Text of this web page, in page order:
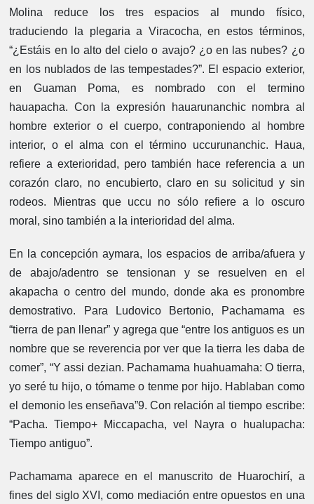
Molina reduce los tres espacios al mundo físico,
traduciendo la plegaria a Viracocha, en estos términos,
“¿Estáis en lo alto del cielo o avajo? ¿o en las nubes? ¿o
en los nublados de las tempestades?”. El espacio exterior,
en Guaman Poma, es nombrado con el termino
hauapacha. Con la expresión hauarunanchic nombra al
hombre exterior o el cuerpo, contraponiendo al hombre
interior, o el alma con el término uccurunanchic. Haua,
refiere a exterioridad, pero también hace referencia a un
corazón claro, no encubierto, claro en su solicitud y sin
rodeos. Mientras que uccu no sólo refiere a lo oscuro
moral, sino también a la interioridad del alma.
En la concepción aymara, los espacios de arriba/afuera y
de abajo/adentro se tensionan y se resuelven en el
akapacha o centro del mundo, donde aka es pronombre
demostrativo. Para Ludovico Bertonio, Pachamama es
“tierra de pan llenar” y agrega que “entre los antiguos es un
nombre que se reverencia por ver que la tierra les daba de
comer”, “Y assi dezian. Pachamama huahuamaha: O tierra,
yo seré tu hijo, o tómame o tenme por hijo. Hablaban como
el demonio les enseñava”9. Con relación al tiempo escribe:
“Pacha. Tiempo+ Miccapacha, vel Nayra o hualupacha:
Tiempo antiguo”.
Pachamama aparece en el manuscrito de Huarochirí, a
fines del siglo XVI, como mediación entre opuestos en una